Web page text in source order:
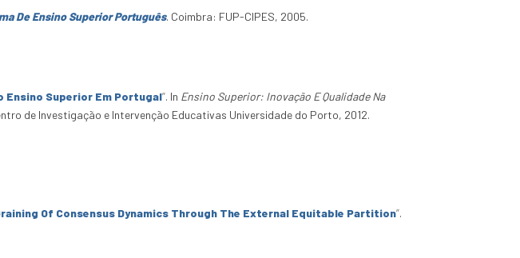
De Ensino Superior Português. Coimbra: FUP-CIPES, 2005.
Ensino Superior Em Portugal”. In Ensino Superior: Inovação E Qualidade Na
de Investigação e Intervenção Educativas Universidade do Porto, 2012.
Of Consensus Dynamics Through The External Equitable Partition”.